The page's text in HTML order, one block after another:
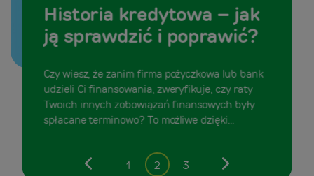
Poprzedni
1 2 3 Następny
Historia kredytowa – jak
ją sprawdzić i poprawić?
Czy wiesz, że zanim firma pożyczkowa lub bank
udzieli Ci finansowania, zweryfikuje, czy raty
Twoich innych zobowiązań finansowych były
spłacane terminowo? To możliwe dzięki...